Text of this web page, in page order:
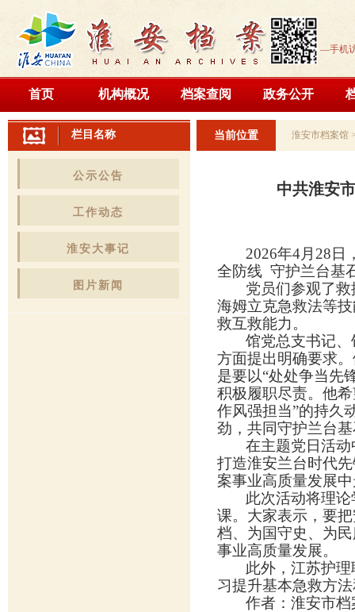
—手机
首页 机构概况 档案查阅 政务公开
栏目名称
公示公告
工作动态
淮安大事记
图片新闻
当前位置 淮安市档案馆
中共淮安
2026年4月28日
全防线 守护兰台基
党员们参观了
海姆立克急救法等
救互救能力。
馆党总支书记
方面提出明确要求
是要以“处处争当先
积极履职尽责。他
作风强担当”的持久
劲，共同守护兰台
在主题党日活
打造淮安兰台时代
案事业高质量发展
此次活动将理
课。大家表示，要
档、为国守史、为
事业高质量发展。
此外，江苏护
习提升基本急救方
作者：淮安市